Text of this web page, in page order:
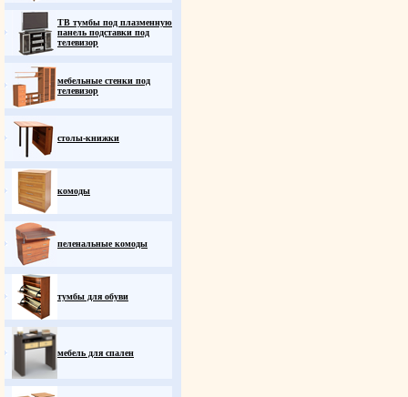
ТВ тумбы под плазменную
панель подставки под
телевизор
мебельные стенки под
телевизор
столы-книжки
комоды
пеленальные комоды
тумбы для обуви
мебель для спален